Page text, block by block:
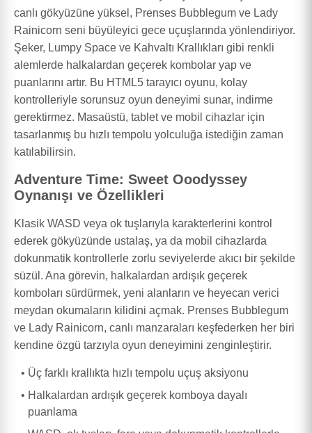
canlı gökyüzüne yüksel, Prenses Bubblegum ve Lady
Rainicorn seni büyüleyici gece uçuşlarında yönlendiriyor.
Şeker, Lumpy Space ve Kahvaltı Krallıkları gibi renkli
alemlerde halkalardan geçerek kombolar yap ve
puanlarını artır. Bu HTML5 tarayıcı oyunu, kolay
kontrolleriyle sorunsuz oyun deneyimi sunar, indirme
gerektirmez. Masaüstü, tablet ve mobil cihazlar için
tasarlanmış bu hızlı tempolu yolculuğa istediğin zaman
katılabilirsin.
Adventure Time: Sweet Ooodyssey
Oynanışı ve Özellikleri
Klasik WASD veya ok tuşlarıyla karakterlerini kontrol
ederek gökyüzünde ustalaş, ya da mobil cihazlarda
dokunmatik kontrollerle zorlu seviyelerde akıcı bir şekilde
süzül. Ana görevin, halkalardan ardışık geçerek
komboları sürdürmek, yeni alanların ve heyecan verici
meydan okumaların kilidini açmak. Prenses Bubblegum
ve Lady Rainicorn, canlı manzaraları keşfederken her biri
kendine özgü tarzıyla oyun deneyimini zenginleştirir.
Üç farklı krallıkta hızlı tempolu uçuş aksiyonu
Halkalardan ardışık geçerek komboya dayalı
puanlama